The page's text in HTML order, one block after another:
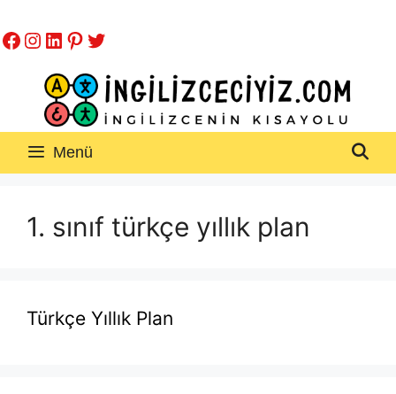
atla
Facebook
Instagram
LinkedIn
Pinterest
Twitter
Menü
1. sınıf türkçe yıllık plan
Türkçe Yıllık Plan